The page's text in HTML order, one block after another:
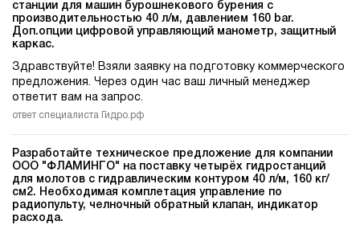
станции для машин бурошнекового бурения c
производительностью 40 л/м, давлением 160 bar.
Доп.опции цифровой управляющий манометр, защитный
каркас.
Здравствуйте! Взяли заявку на подготовку коммерческого
предложения. Через один час ваш личный менеджер
ответит вам на запрос.
ответ специалиста Гидро.рф
Разработайте техническое предложение для компании
ООО "ФЛАМИНГО" на поставку четырёх гидростанций
для молотов c гидравлическим контуром 40 л/м, 160 кг/
см2. Необходимая комплетация управление по
радиопульту, челночный обратный клапан, индикатор
расхода.